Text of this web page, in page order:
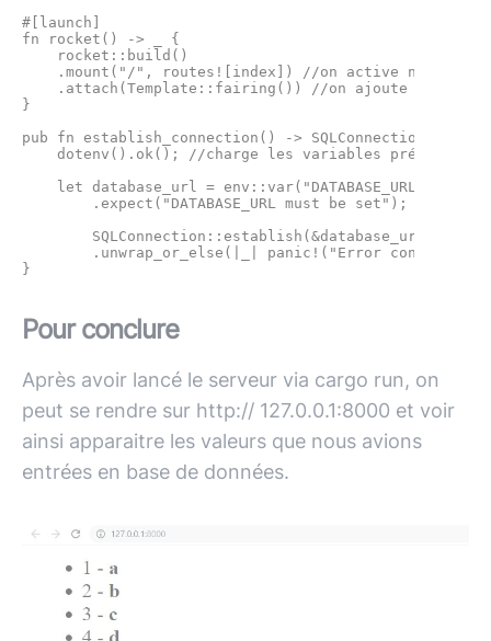
#[launch]
fn rocket() -> _ {
    rocket::build()
.mount("/", routes![index]) //on active notre
.attach(Template::fairing()) //on ajoute le
}
pub fn establish_connection() -> SQLConnection {
dotenv().ok(); //charge les variables présente
let database_url = env::var("DATABASE_URL") //
.expect("DATABASE_URL must be set"); //si
SQLConnection::establish(&database_url) //on
.unwrap_or_else(|_| panic!("Error
Pour conclure
Après avoir lancé le serveur via cargo run, on
peut se rendre sur http:// 127.0.0.1:8000 et voir
ainsi apparaitre les valeurs que nous avions
entrées en base de données.